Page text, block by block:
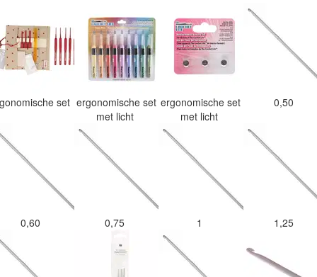
set ergonomische set
met licht
ergonomische set
met licht
0,50
0,60 0,75 1 1,25